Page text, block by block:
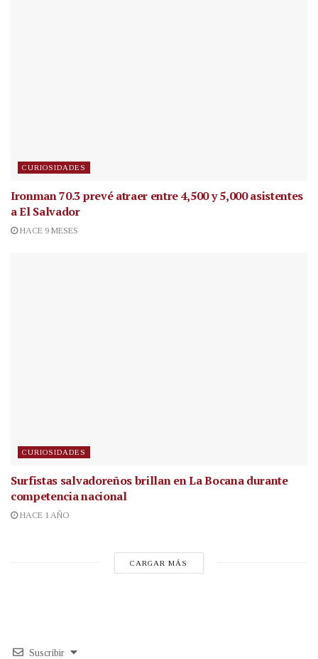
CURIOSIDADES
Ironman 70.3 prevé atraer entre 4,500 y 5,000 asistentes
a El Salvador
HACE 9 MESES
CURIOSIDADES
Surfistas salvadoreños brillan en La Bocana durante
competencia nacional
HACE 1 AÑO
CARGAR MÁS
Suscribir